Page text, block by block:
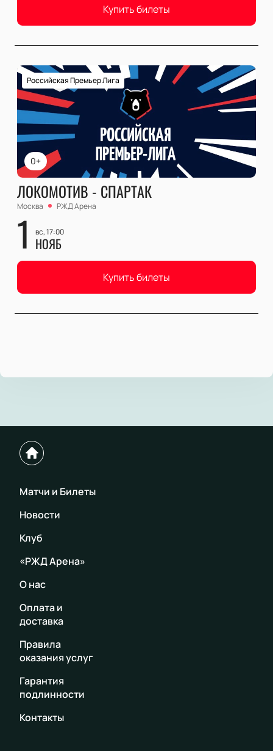
Купить билеты
0+
Российская Премьер Лига
ЛОКОМОТИВ - СПАРТАК
Москва РЖД Арена
1 вс, 17:00
НОЯБ
Купить билеты
Матчи и Билеты
Новости
Клуб
«РЖД Арена»
О нас
Оплата и
доставка
Правила
оказания услуг
Гарантия
подлинности
Контакты